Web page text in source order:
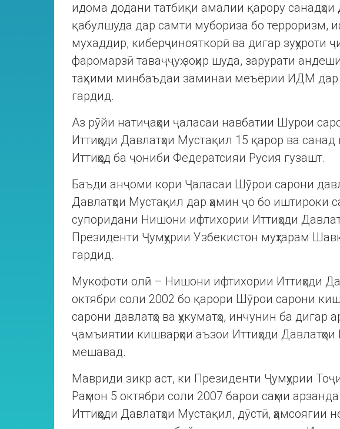
идома додани татбиқи амалии қарору санадҳои
қабулшуда дар самти мубориза бо терроризм,
мухаддир, киберҷинояткорӣ ва дигар зуҳуроти
фаромарзӣ таваҷҷуҳ зоҳир шуда, зарурати
таҳкими минбаъдаи заминаи меъёрии ИДМ
гардид.
Аз рӯйи натиҷаҳои ҷаласаи навбатии Шурои
Иттиҳоди Давлатҳои Мустақил 15 қарор ва
Иттиҳод ба ҷониби Федератсияи Русия гузашт.
Баъди анҷоми кори Ҷаласаи Шӯрои сарони
Давлатҳои Мустақил дар ҳамин ҷо бо иштироки
супоридани Нишони ифтихории Иттиҳоди
Президенти Ҷумҳурии Узбекистон муҳтарам
гардид.
Мукофоти олӣ – Нишони ифтихории Иттиҳоди
октябри соли 2002 бо қарори Шӯрои сарони
сарони давлатҳо ва ҳукуматҳо, инчунин ба
ҷамъиятии кишварҳои аъзои Иттиҳоди
мешавад.
Мавриди зикр аст, ки Президенти Ҷумҳурии
Раҳмон 5 октябри соли 2007 барои саҳми
Иттиҳоди Давлатҳои Мустақил, дӯстӣ, ҳамсоягии